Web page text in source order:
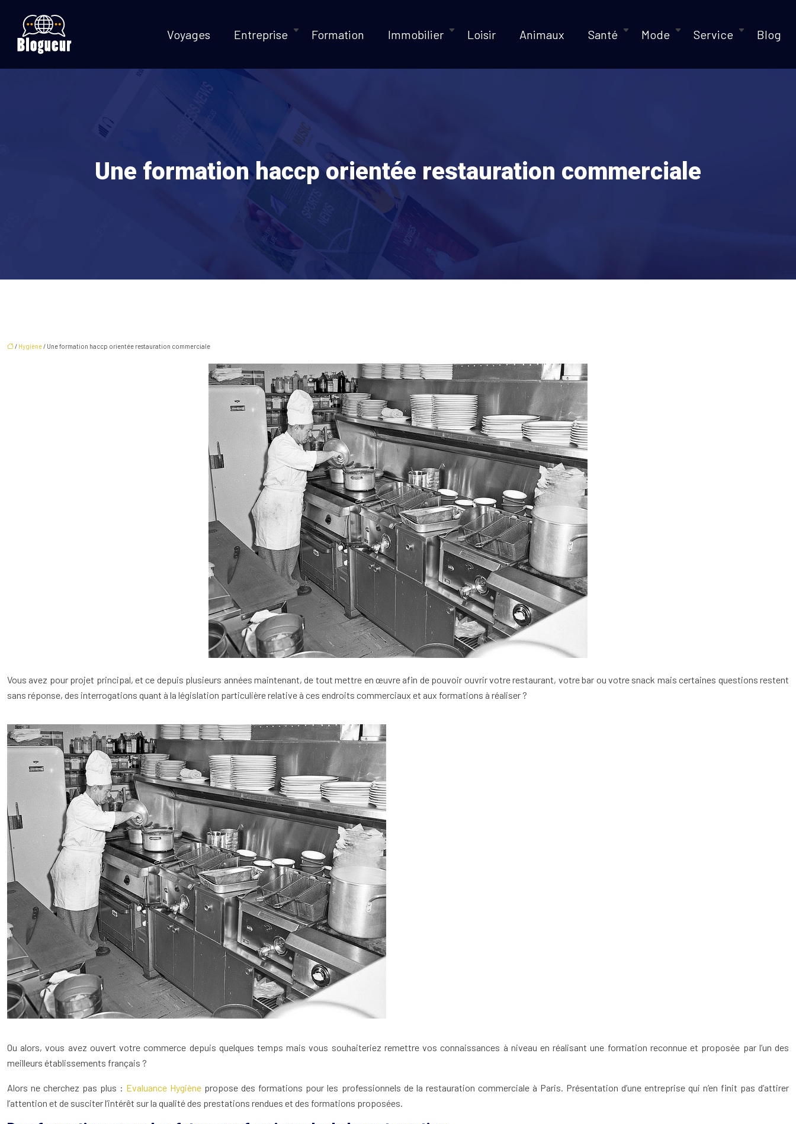
Voyages Entreprise Formation Immobilier Loisir Animaux Santé Mode Service Blog
Une formation haccp orientée restauration commerciale
/ Hygiène/ Une formation haccp orientée restauration commerciale
Vous avez pour projet principal, et ce depuis plusieurs années maintenant, de tout mettre en œuvre afin de pouvoir ouvrir votre restaurant, votre bar ou votre snack mais certaines questions restent
sans réponse, des interrogations quant à la législation particulière relative à ces endroits commerciaux et aux formations à réaliser ?
Ou alors, vous avez ouvert votre commerce depuis quelques temps mais vous souhaiteriez remettre vos connaissances à niveau en réalisant une formation reconnue et proposée par l’un des
meilleurs établissements français ?
Alors ne cherchez pas plus : Evaluance Hygiène propose des formations pour les professionnels de la restauration commerciale à Paris. Présentation d’une entreprise qui n’en finit pas d’attirer
l’attention et de susciter l’intérêt sur la qualité des prestations rendues et des formations proposées.